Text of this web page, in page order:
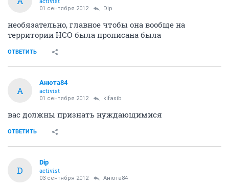
01 сентября 2012 Dip
необязательно, главное чтобы она вообще на
территории НСО была прописана была
ОТВЕТИТЬ
А
Анюта84
activist
01 сентября 2012 kifasib
вас должны признать нуждающимися
ОТВЕТИТЬ
D
Dip
activist
03 сентября 2012 Анюта84